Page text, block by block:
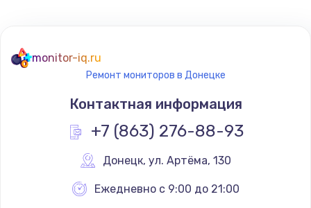
Ремонт разъема питания
745 руб.
Заказать
Замена видеокарты
1600 руб.
Заказать
monitor-iq.ru
Ремонт мониторов в Донецке
Контактная информация
+7 (863) 276-88-93
Донецк, ул. Артёма, 130
Ежедневно с 9:00 до 21:00